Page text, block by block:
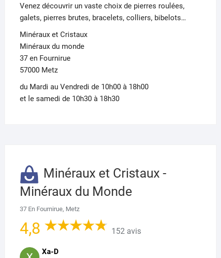
Venez découvrir un vaste choix de pierres roulées,
galets, pierres brutes, bracelets, colliers, bibelots…
Minéraux et Cristaux
Minéraux du monde
37 en Fournirue
57000 Metz
du Mardi au Vendredi de 10h00 à 18h00
et le samedi de 10h30 à 18h30
Minéraux et Cristaux -
Minéraux du Monde
37 En Fournirue, Metz
4,8 152 avis
Xa-D